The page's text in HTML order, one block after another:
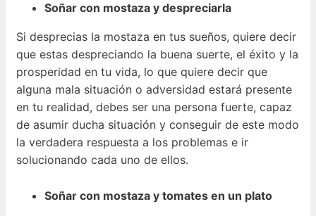
Soñar con mostaza y despreciarla
Si desprecias la mostaza en tus sueños, quiere decir
que estas despreciando la buena suerte, el éxito y la
prosperidad en tu vida, lo que quiere decir que
alguna mala situación o adversidad estará presente
en tu realidad, debes ser una persona fuerte, capaz
de asumir ducha situación y conseguir de este modo
la verdadera respuesta a los problemas e ir
solucionando cada uno de ellos.
Soñar con mostaza y tomates en un plato